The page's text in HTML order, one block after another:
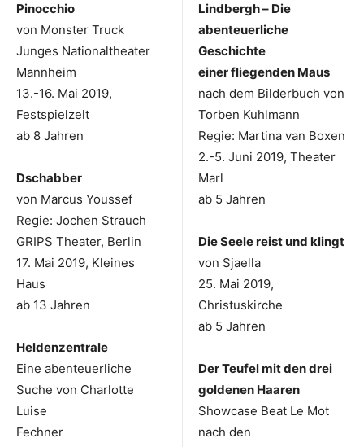
Pinocchio
von Monster Truck
Junges Nationaltheater
Mannheim
13.-16. Mai 2019,
Festspielzelt
ab 8 Jahren
Dschabber
von Marcus Youssef
Regie: Jochen Strauch
GRIPS Theater, Berlin
17. Mai 2019, Kleines
Haus
ab 13 Jahren
Heldenzentrale
Eine abenteuerliche
Suche von Charlotte
Luise
Fechner
Lindbergh – Die
abenteuerliche
Geschichte
einer fliegenden Maus
nach dem Bilderbuch von
Torben Kuhlmann
Regie: Martina van Boxen
2.-5. Juni 2019, Theater
Marl
ab 5 Jahren
Die Seele reist und klingt
von Sjaella
25. Mai 2019,
Christuskirche
ab 5 Jahren
Der Teufel mit den drei
goldenen Haaren
Showcase Beat Le Mot
nach den